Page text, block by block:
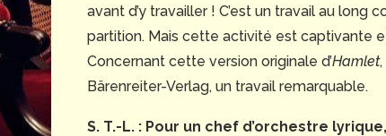
avant d’y travailler ! C’est un travail au long
partition. Mais cette activité est captivante
Concernant cette version originale d’Hamlet
Bärenreiter-Verlag, un travail remarquable.
S. T.-L. : Pour un chef d’orchestre